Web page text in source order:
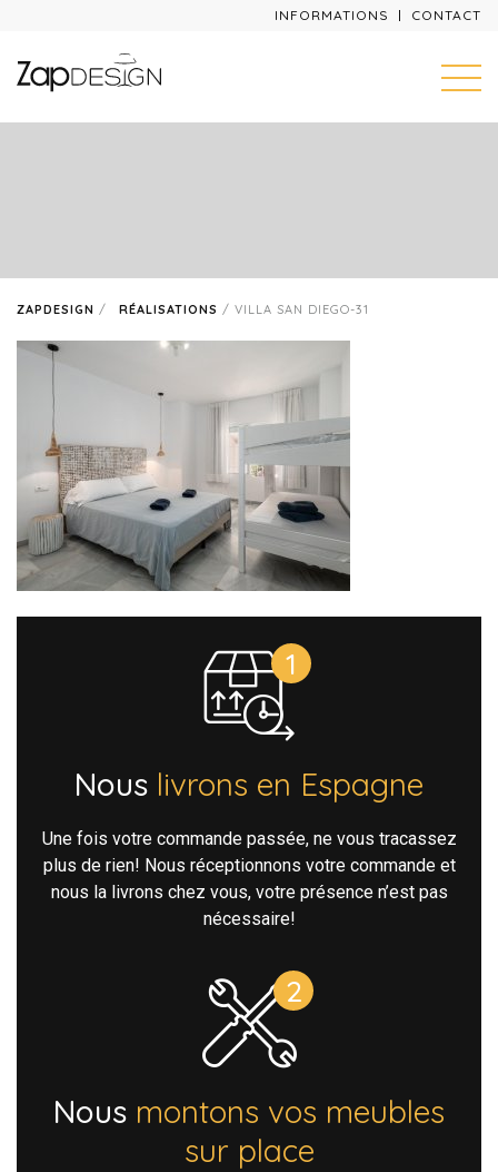
INFORMATIONS CONTACT
ZAPDESIGN / RÉALISATIONS / VILLA SAN DIEGO-31
Nous livrons en Espagne
Une fois votre commande passée, ne vous tracassez
plus de rien! Nous réceptionnons votre commande et
nous la livrons chez vous, votre présence n’est pas
nécessaire!
Nous montons vos meubles
sur place